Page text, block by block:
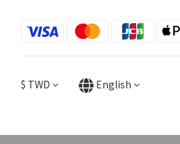
$ TWD English